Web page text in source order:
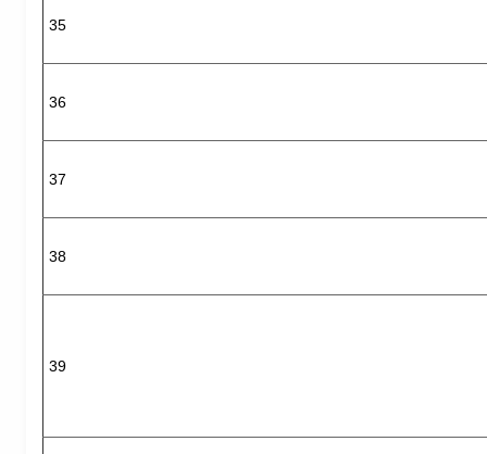
35
36
37
38
39